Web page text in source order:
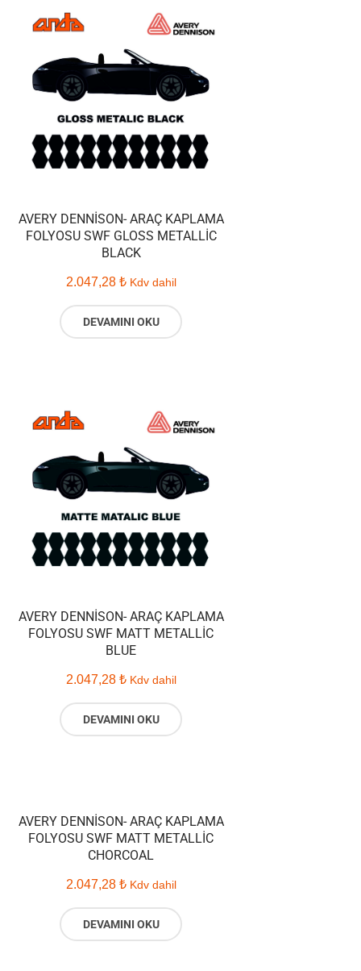
AVERY DENNISON- ARAÇ KAPLAMA
FOLYOSU SWF GLOSS METALLIC
BLACK
2.047,28 ₺ Kdv dahil
DEVAMINI OKU
AVERY DENNISON- ARAÇ KAPLAMA
FOLYOSU SWF MATT METALLIC
BLUE
2.047,28 ₺ Kdv dahil
DEVAMINI OKU
AVERY DENNISON- ARAÇ KAPLAMA
FOLYOSU SWF MATT METALLIC
CHORCOAL
2.047,28 ₺ Kdv dahil
DEVAMINI OKU